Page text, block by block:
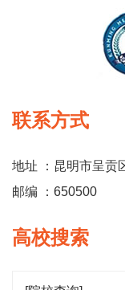
联系方式
地址 ：昆明市呈贡
邮编 ：650500
高校搜索